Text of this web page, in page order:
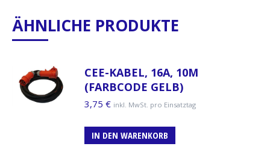
ÄHNLICHE PRODUKTE
CEE-KABEL, 16A, 10M
(FARBCODE GELB)
3,75 € inkl. MwSt. pro Einsatztag
IN DEN WARENKORB